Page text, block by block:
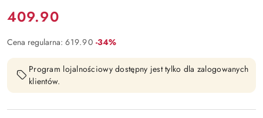
Cena:
409.90
Cena regularna: 619.90 Rabat:
-34%
Program lojalnościowy dostępny jest tylko dla zalogowanych
klientów.